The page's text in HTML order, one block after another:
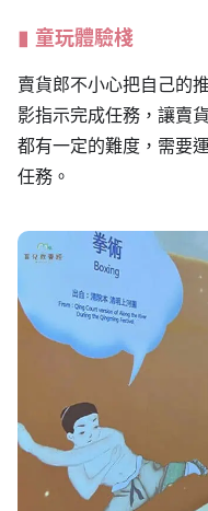
童玩體驗棧
賣貨郎不小心把自己的
影指示完成任務，讓賣
都有一定的難度，需要
任務。